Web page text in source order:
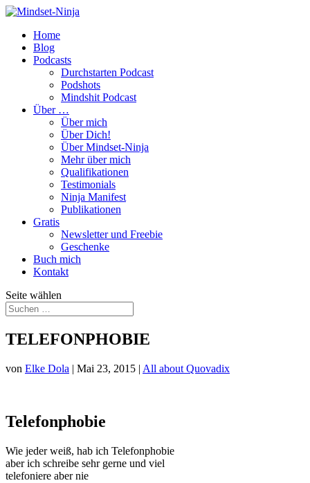
Home
Blog
Podcasts
Durchstarten Podcast
Podshots
Mindshit Podcast
Über …
Über mich
Über Dich!
Über Mindset-Ninja
Mehr über mich
Qualifikationen
Testimonials
Ninja Manifest
Publikationen
Gratis
Newsletter und Freebie
Geschenke
Buch mich
Kontakt
Seite wählen
TELEFONPHOBIE
von Elke Dola | Mai 23, 2015 | All about Quovadix
Telefonphobie
Wie jeder weiß, hab ich Telefonphobie
aber ich schreibe sehr gerne und viel
telefoniere aber nie